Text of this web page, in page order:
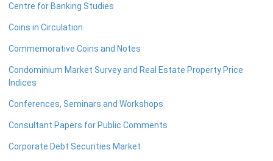
நிதியியல் முறைமை
நிதியியல் முறைமை உறுதிப்பாடு
முக்கிய தொழிற்பாடுகள்
முதனிலை வணிகர்கள்
நுண்பாக நிதித் துறை
Centre for Banking Studies
Coins in Circulation
Commemorative Coins and Notes
Condominium Market Survey and Real Estate Property Price
Indices
Conferences, Seminars and Workshops
Consultant Papers for Public Comments
Corporate Debt Securities Market